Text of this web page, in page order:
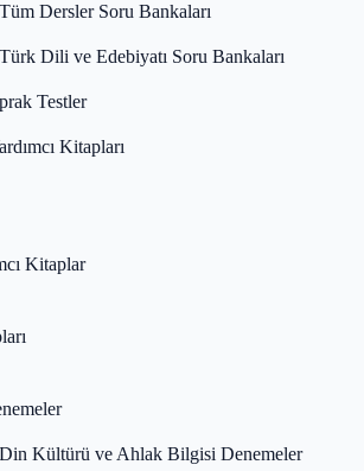
Dersler Soru Bankaları
Türk Dili ve Edebiyatı Soru Bankaları
Testler
Kitapları
Kitaplar
Din Kültürü ve Ahlak Bilgisi Denemeler